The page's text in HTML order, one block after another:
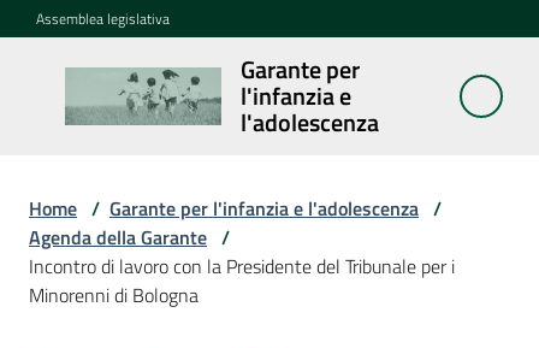
Vai al contenuto
Vai alla navigazione
Vai al footer
Assemblea legislativa
Garante per
l'infanzia e
l'adolescenza
Garante per
l'infanzia e
l'adolescenza
Cosa
fa
Home / Garante per l'infanzia e l'adolescenza /
Agenda della Garante /
Incontro di lavoro con la Presidente del Tribunale per i
Minorenni di Bologna